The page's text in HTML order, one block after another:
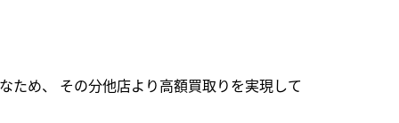
ため、 その分他店より高額買取りを実現して